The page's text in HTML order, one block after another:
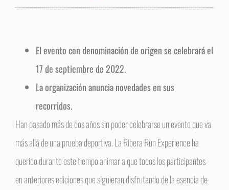
El evento con denominación de origen se celebrará el
17 de septiembre de 2022.
La organización anuncia novedades en sus
recorridos.
Han pasado más de dos años sin poder celebrarse un evento que va
más allá de una prueba deportiva. La Ribera Run Experience ha
querido durante este tiempo animar a que todos los participantes
en anteriores ediciones que siguieran disfrutando de la esencia de